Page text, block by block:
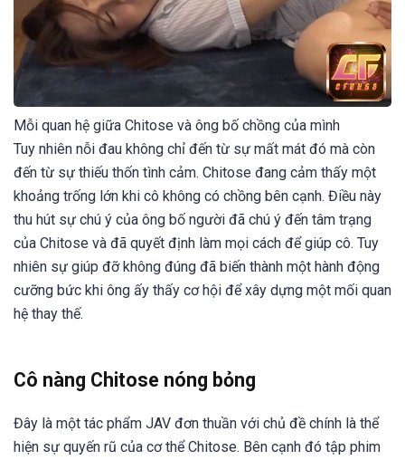
Mỗi quan hệ giữa Chitose và ông bố chồng của mình
Tuy nhiên nỗi đau không chỉ đến từ sự mất mát đó mà còn
đến từ sự thiếu thốn tình cảm. Chitose đang cảm thấy một
khoảng trống lớn khi cô không có chồng bên cạnh. Điều này
thu hút sự chú ý của ông bố người đã chú ý đến tâm trạng
của Chitose và đã quyết định làm mọi cách để giúp cô. Tuy
nhiên sự giúp đỡ không đúng đã biến thành một hành động
cưỡng bức khi ông ấy thấy cơ hội để xây dựng một mối quan
hệ thay thế.
Cô nàng Chitose nóng bỏng
Đây là một tác phẩm JAV đơn thuần với chủ đề chính là thể
hiện sự quyến rũ của cơ thể Chitose. Bên cạnh đó tập phim